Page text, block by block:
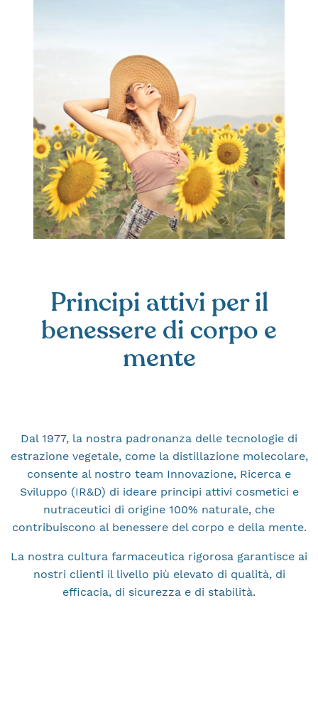
Principi attivi per il
benessere di corpo e
mente
Dal 1977, la nostra padronanza delle tecnologie di
estrazione vegetale, come la distillazione molecolare,
consente al nostro team Innovazione, Ricerca e
Sviluppo (IR&D) di ideare principi attivi cosmetici e
nutraceutici di origine 100% naturale, che
contribuiscono al benessere del corpo e della mente.
La nostra cultura farmaceutica rigorosa garantisce ai
nostri clienti il livello più elevato di qualità, di
efficacia, di sicurezza e di stabilità.